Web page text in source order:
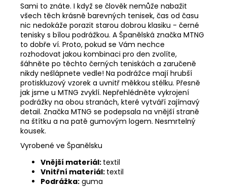
Sami to znáte. I když se člověk nemůže nabažit
všech těch krásně barevných tenisek, čas od času
nic nedokáže porazit starou dobrou klasiku - černé
tenisky s bílou podrážkou. A Španělská značka MTNG
to dobře ví. Proto, pokud se Vám nechce
rozhodovat jakou kombinaci pro den zvolíte,
šáhněte po těchto černých teniskách a zaručeně
nikdy nešlápnete vedle! Na podrážce mají hrubší
protiskluzový vzorek a uvnitř měkkou stélku. Přesně
jak jsme u MTNG zvyklí. Nepřehlédněte vykrojení
podrážky na obou stranách, které vytváří zajímavý
detail. Značka MTNG se podepsala na vnější straně
na štítku a na patě gumovým logem. Nesmrtelný
kousek.
Vyrobené ve Španělsku
Vnější materiál: textil
Vnitřní materiál: textil
Podrážka: guma